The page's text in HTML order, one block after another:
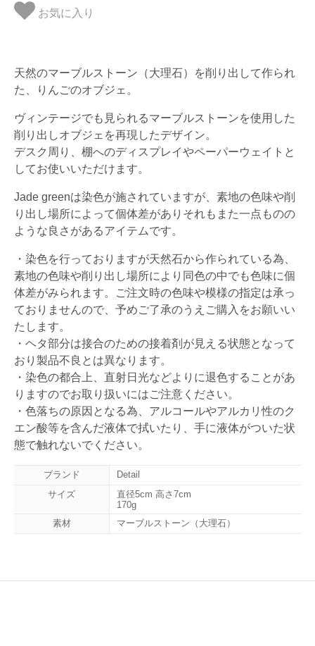
お気に入り
天然のマーブルストーン（大理石）を削り出して作られ
た、りんごのオブジェ。
ヴィンテージでも見られるマーブルストーンを使用した
削り出しオブジェを再現したデザイン。
デスク周り、棚へのディスプレイやペーパーウェイトと
してお使いいただけます。
Jade greenは染色が施されていますが、素地の色味や削
り出し場所によって個体差がありそれもまた一点ものの
ような良さがあるアイテムです。
・染色を行っておりますが天然石から作られている為、
素地の色味や削り出し場所により同色の中でも色味に個
体差がみられます。ご注文時の色味や模様の指定は承っ
ておりませんので、予めご了承のうえご購入をお願いい
たします。
・ヘタ部分は接合のための接着剤が見える状態となって
おり製品不良とは異なります。
・染色の都合上、直射日光などよりに退色することがあ
りますのでお取り扱いにはご注意ください。
・色落ちの原因となる為、アルコールやアルカリ性のク
エン酸等を含んだ液体で拭いたり、手に液体がついた状
態で触れないでください。
ブランド
Detail
サイズ
直径5cm 高さ7cm
170g
素材
マーブルストーン（大理石）